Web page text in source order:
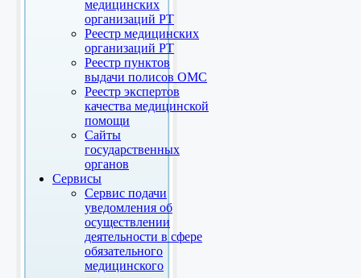
медицинских
организаций РТ
Реестр медицинских
организаций РТ
Реестр пунктов
выдачи полисов ОМС
Реестр экспертов
качества медицинской
помощи
Сайты
государственных
органов
Сервисы
Сервис подачи
уведомления об
осуществлении
деятельности в сфере
обязательного
медицинского